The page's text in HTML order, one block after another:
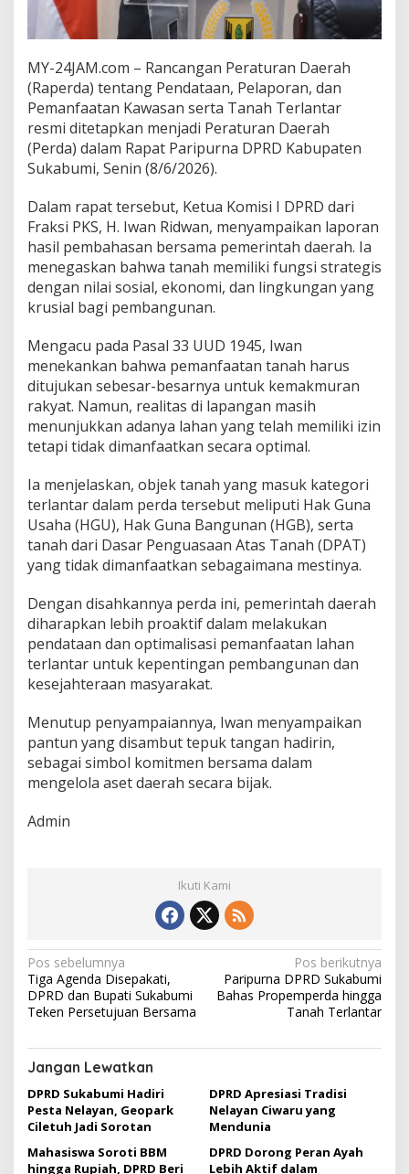
i
a
a
n
,
P
e
m
a
D
i
m
i
n
t
L
e
b
i
h
P
o
k
t
i
MY-24JAM.com – Rancangan Peraturan Daerah
(Raperda) tentang Pendataan, Pelaporan, dan
Pemanfaatan Kawasan serta Tanah Terlantar
resmi ditetapkan menjadi Peraturan Daerah
(Perda) dalam Rapat Paripurna DPRD Kabupaten
Sukabumi, Senin (8/6/2026).
Dalam rapat tersebut, Ketua Komisi I DPRD dari
Fraksi PKS, H. Iwan Ridwan, menyampaikan laporan
hasil pembahasan bersama pemerintah daerah. Ia
menegaskan bahwa tanah memiliki fungsi strategis
dengan nilai sosial, ekonomi, dan lingkungan yang
krusial bagi pembangunan.
Mengacu pada Pasal 33 UUD 1945, Iwan
menekankan bahwa pemanfaatan tanah harus
ditujukan sebesar-besarnya untuk kemakmuran
rakyat. Namun, realitas di lapangan masih
menunjukkan adanya lahan yang telah memiliki izin
tetapi tidak dimanfaatkan secara optimal.
Ia menjelaskan, objek tanah yang masuk kategori
terlantar dalam perda tersebut meliputi Hak Guna
Usaha (HGU), Hak Guna Bangunan (HGB), serta
tanah dari Dasar Penguasaan Atas Tanah (DPAT)
yang tidak dimanfaatkan sebagaimana mestinya.
Dengan disahkannya perda ini, pemerintah daerah
diharapkan lebih proaktif dalam melakukan
pendataan dan optimalisasi pemanfaatan lahan
terlantar untuk kepentingan pembangunan dan
kesejahteraan masyarakat.
Menutup penyampaiannya, Iwan menyampaikan
pantun yang disambut tepuk tangan hadirin,
sebagai simbol komitmen bersama dalam
mengelola aset daerah secara bijak.
Admin
Ikuti Kami
N
a
v
i
g
a
s
i
Pos sebelumnya
Tiga Agenda Disepakati,
DPRD dan Bupati Sukabumi
Teken Persetujuan Bersama
Pos berikutnya
Paripurna DPRD Sukabumi
Bahas Propemperda hingga
Tanah Terlantar
Jangan Lewatkan
DPRD Sukabumi Hadiri
Pesta Nelayan, Geopark
Ciletuh Jadi Sorotan
DPRD Apresiasi Tradisi
Nelayan Ciwaru yang
Mendunia
Mahasiswa Soroti BBM
hingga Rupiah, DPRD Beri
DPRD Dorong Peran Ayah
Lebih Aktif dalam